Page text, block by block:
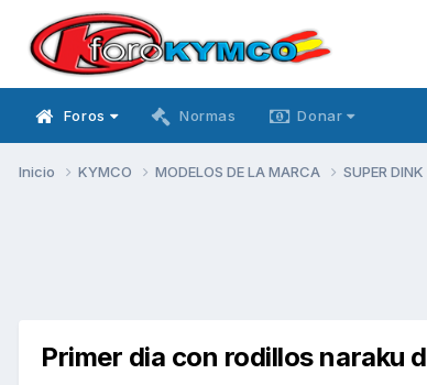
Foros Normas Donar
Inicio KYMCO MODELOS DE LA MARCA SUPER DINK
Primer dia con rodillos naraku